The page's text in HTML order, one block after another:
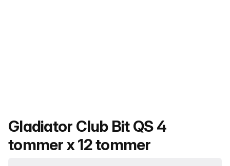
Produktnavn
Gladiator Club Bit QS 4
tommer x 12 tommer